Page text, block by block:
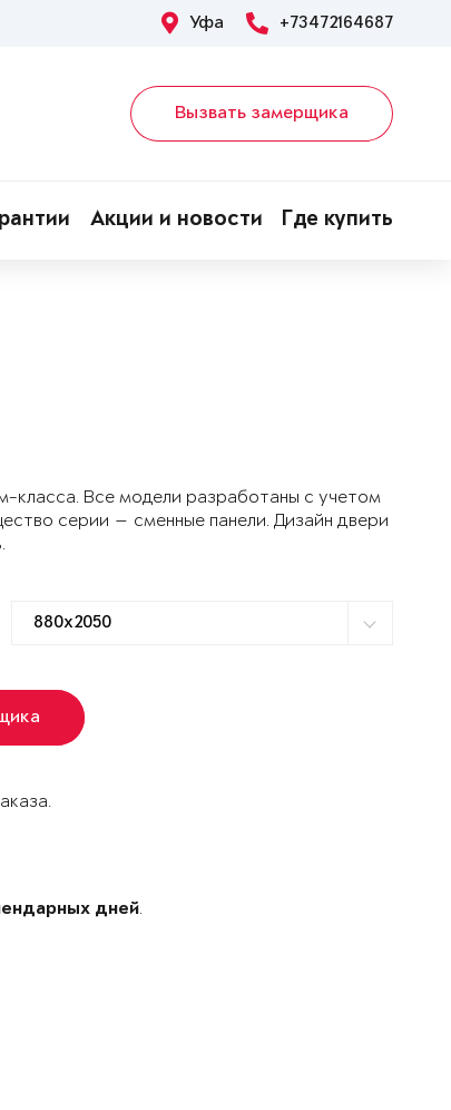
Уфа +73472164687
Вызвать замерщика
Акции и новости Где купить
класса. Все модели разработаны с учетом
серии — сменные панели. Дизайн двери
дней.